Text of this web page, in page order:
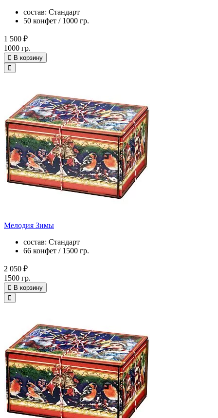
состав: Стандарт
50 конфет / 1000 гр.
1 500 ₽
1000 гр.
В корзину
Мелодия Зимы
состав: Стандарт
66 конфет / 1500 гр.
2 050 ₽
1500 гр.
В корзину